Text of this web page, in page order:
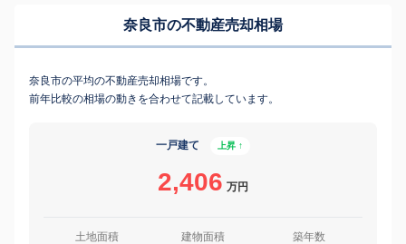
奈良市の不動産売却相場
奈良市の平均の不動産売却相場です。
前年比較の相場の動きを合わせて記載しています。
一戸建て 上昇 ↑
2,406 万円
土地面積 建物面積 築年数